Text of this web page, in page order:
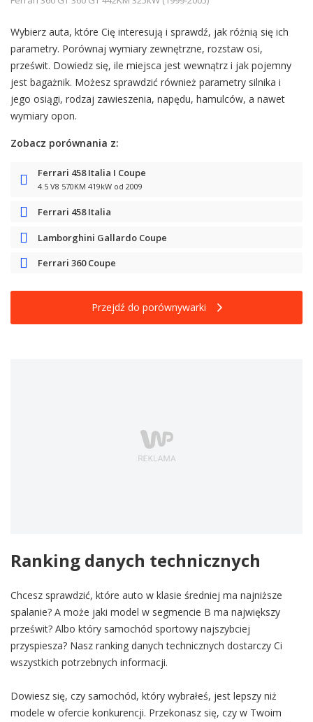
Wybierz auta, które Cię interesują i sprawdź, jak różnią się ich
parametry. Porównaj wymiary zewnętrzne, rozstaw osi,
prześwit. Dowiedz się, ile miejsca jest wewnątrz i jak pojemny
jest bagażnik. Możesz sprawdzić również parametry silnika i
jego osiągi, rodzaj zawieszenia, napędu, hamulców, a nawet
wymiary opon.
Zobacz porównania z:
Ferrari 458 Italia I Coupe
4.5 V8 570KM 419kW od 2009
Ferrari 458 Italia
Lamborghini Gallardo Coupe
Ferrari 360 Coupe
Przejdź do porównywarki
Ranking danych technicznych
Chcesz sprawdzić, które auto w klasie średniej ma najniższe
spalanie? A może jaki model w segmencie B ma największy
prześwit? Albo który samochód sportowy najszybciej
przyspiesza? Nasz ranking danych technicznych dostarczy Ci
wszystkich potrzebnych informacji.
Dowiesz się, czy samochód, który wybrałeś, jest lepszy niż
modele w ofercie konkurencji. Przekonasz się, czy w Twoim